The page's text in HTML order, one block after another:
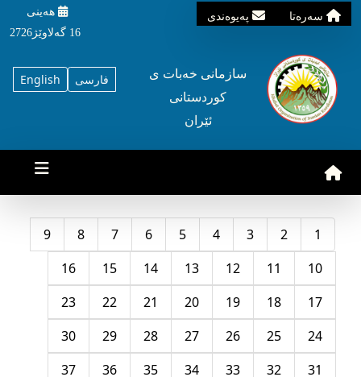
سه‌ره‌تا په‌یوه‌ندی
هه‌ینی
16 گه‌لاوێژ2726
English فارسی
سازمانی خه‌بات ی
کوردستانی
ئێران
1
2
3
4
5
6
7
8
9
10
11
12
13
14
15
16
17
18
19
20
21
22
23
24
25
26
27
28
29
30
31
32
33
34
35
36
37